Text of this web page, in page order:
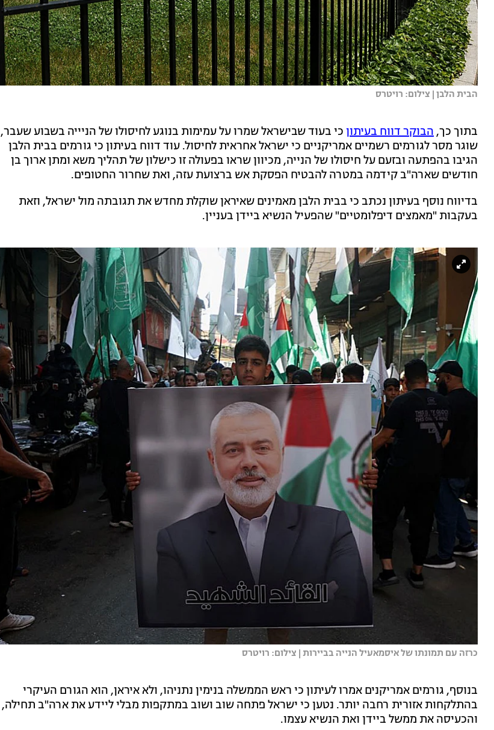
הבית הלבן | צילום: רויטרס
בתוך כך,הבוקר דווח בעיתון כי בעוד שבישראל שמרו על עמימות בנוגע לחיסולו של הניייה בשבוע שעבר,
שוגר מסר לגורמים רשמיים אמריקניים כי ישראל אחראית לחיסול. עוד דווח בעיתון כי גורמים בבית הלבן
הגיבו בהפתעה ובזעם על חיסולו של הנייה, מכיוון שראו בפעולה זו כישלון של תהליך משא ומתן ארוך בן
חודשים שארה"ב קידמה במטרה להבטיח הפסקת אש ברצועת עזה, ואת שחרור החטופים.
בדיווח נוסף בעיתון נכתב כי בבית הלבן מאמינים שאיראן שוקלת מחדש את תגובתה מול ישראל, וזאת
בעקבות "מאמצים דיפלומטיים" שהפעיל הנשיא ביידן בעניין.
כרזה עם תמונתו של איסמאעיל הנייה בביירות | צילום: רויטרס
בנוסף, גורמים אמריקנים אמרו לעיתון כי ראש הממשלה בנימין נתניהו, ולא איראן, הוא הגורם העיקרי
בהתלקחות אזורית רחבה יותר. נטען כי ישראל פתחה שוב ושוב במתקפות מבלי ליידע את ארה"ב תחילה,
והכעיסה את ממשל ביידן ואת הנשיא עצמו.